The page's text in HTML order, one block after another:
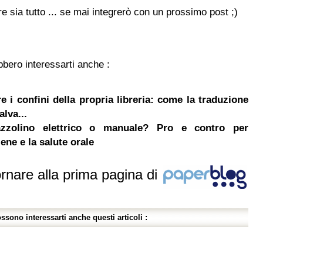
sia tutto ... se mai integrerò con un prossimo post ;)
interessarti anche :
i confini della propria libreria: come la traduzione
elettrico o manuale? Pro e contro per
e la salute orale
alla prima pagina di
interessarti anche questi articoli :